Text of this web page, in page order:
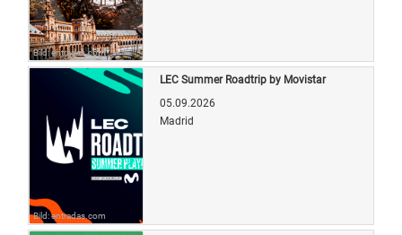
Bild: entradas.com
Bild: entradas.com
LEC Summer Roadtrip by Movistar
05.09.2026
Madrid